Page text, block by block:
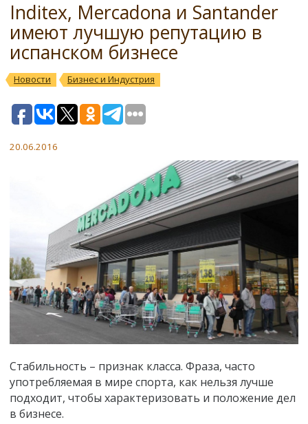
Inditex, Mercadona и Santander
имеют лучшую репутацию в
испанском бизнесе
Новости Бизнес и Индустрия
20.06.2016
Стабильность – признак класса. Фраза, часто
употребляемая в мире спорта, как нельзя лучше
подходит, чтобы характеризовать и положение дел
в бизнесе.